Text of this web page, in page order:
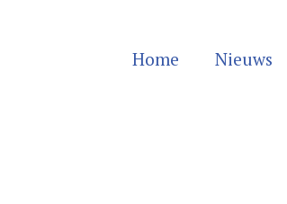
Home Nieuws